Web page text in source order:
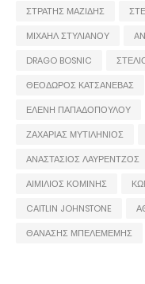
ΣΤΡΑΤΗΣ ΜΑΖΙΔΗΣ
ΜΙΧΑΗΛ ΣΤΥΛΙΑΝΟΥ
DRAGO BOSNIC
ΘΕΟΔΩΡΟΣ ΚΑΤΣΑΝΕΒΑΣ
ΕΛΕΝΗ ΠΑΠΑΔΟΠΟΥΛΟΥ
ΖΑΧΑΡΙΑΣ ΜΥΤΙΛΗΝΙΟΣ
ΑΝΑΣΤΑΣΙΟΣ ΛΑΥΡΕΝΤΖΟΣ
ΑΙΜΙΛΙΟΣ ΚΟΜΙΝΗΣ
CAITLIN JOHNSTONE
ΘΑΝΑΣΗΣ ΜΠΕΛΕΜΕΜΗΣ